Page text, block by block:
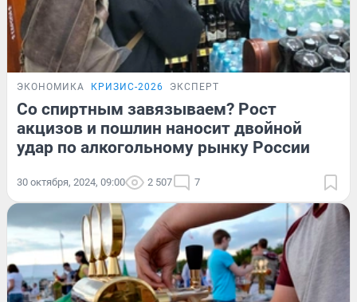
ЭКОНОМИКА КРИЗИС-2026 ЭКСПЕРТ
Со спиртным завязываем? Рост
акцизов и пошлин наносит двойной
удар по алкогольному рынку России
30 октября, 2024, 09:00 2 507 7